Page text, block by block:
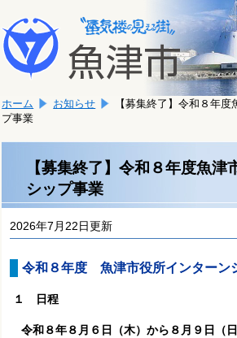
文
へ
移
ま
す。
こ
か
文
で
す。
ホーム お知らせ
【募集終了】令和８年
プ事業
【募集終了】令和８年度魚津
シップ事業
2026年7月22日更新
令和８年度 魚津市役所インターン
１ 日程
令和８年８月６日（木）から８月９日（